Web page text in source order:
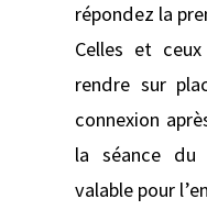
répondez la
Celles et
rendre sur
connexion
la séance du
valable pour